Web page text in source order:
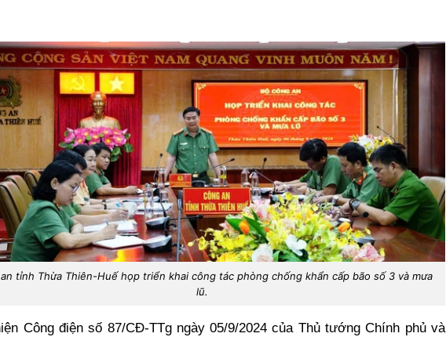
tỉnh Thừa Thiên-Huế họp triển khai công tác phòng chống khẩn cấp bão số 3 và mưa
lũ.
Công điện số 87/CĐ-TTg ngày 05/9/2024 của Thủ tướng Chính phủ và